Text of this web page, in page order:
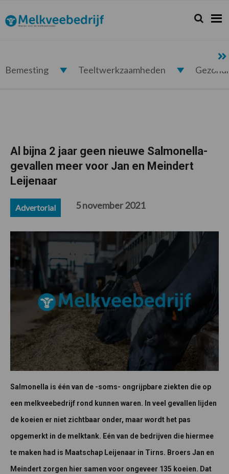
de
hoofdnavigatie
de
hoofd
de
eerste
de
voettekst
Melkveebedrijf.nl Zoeken...
Zoek
Bemesting Teeltwerkzaamheden
Al bijna 2 jaar geen nieuwe Salmonella-
gevallen meer voor Jan en Meindert
Leijenaar
Advertorial 5 november 2021
Salmonella is één van de -soms- ongrijpbare ziekten die op
een melkveebedrijf rond kunnen waren. In veel gevallen lijden
de koeien er niet zichtbaar onder, maar wordt het pas
opgemerkt in de melktank. Eén van de bedrijven die hiermee
te maken had is Maatschap Leijenaar in Tirns. Broers Jan en
Meindert zorgen hier samen voor ongeveer 135 koeien. Dat